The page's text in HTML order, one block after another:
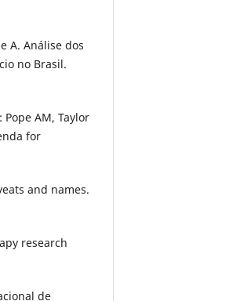
A. Análise dos
no Brasil.
AM, Taylor
for
and names.
research
de